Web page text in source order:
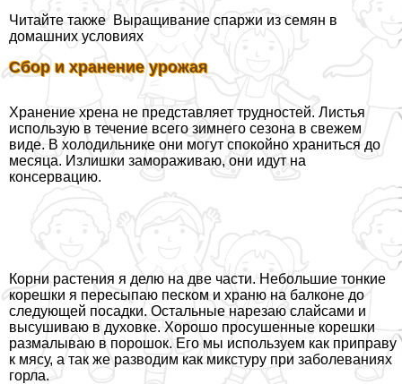
Читайте также Выращивание спаржи из семян в
домашних условиях
Сбор и хранение урожая
Хранение хрена не представляет трудностей. Листья
использую в течение всего зимнего сезона в свежем
виде. В холодильнике они могут спокойно храниться до
месяца. Излишки замораживаю, они идут на
консервацию.
Корни растения я делю на две части. Небольшие тонкие
корешки я пересыпаю песком и храню на балконе до
следующей посадки. Остальные нарезаю слайсами и
высушиваю в духовке. Хорошо просушенные корешки
размалываю в порошок. Его мы используем как приправу
к мясу, а так же разводим как микстуру при заболеваниях
горла.